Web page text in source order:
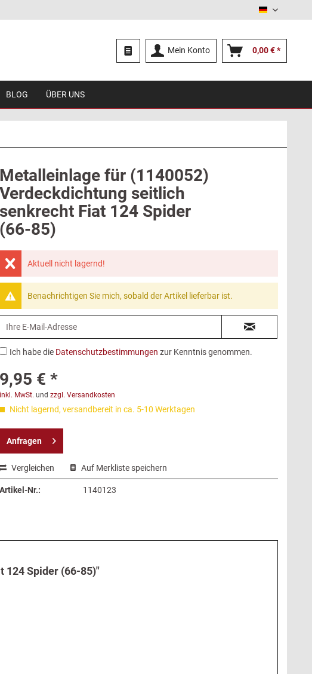
Deutsch
Mein Konto 0,00 € *
BLOG ÜBER UNS
Metalleinlage für (1140052)
Verdeckdichtung seitlich
senkrecht Fiat 124 Spider
(66-85)
Aktuell nicht lagernd!
Benachrichtigen Sie mich, sobald der Artikel lieferbar ist.
Ich habe die Datenschutzbestimmungen zur Kenntnis genommen.
9,95 € *
inkl. MwSt. und zzgl. Versandkosten
Nicht lagernd, versandbereit in ca. 5-10 Werktagen
Anfragen
Vergleichen Auf Merkliste speichern
Artikel-Nr.: 1140123
Spider (66-85)"